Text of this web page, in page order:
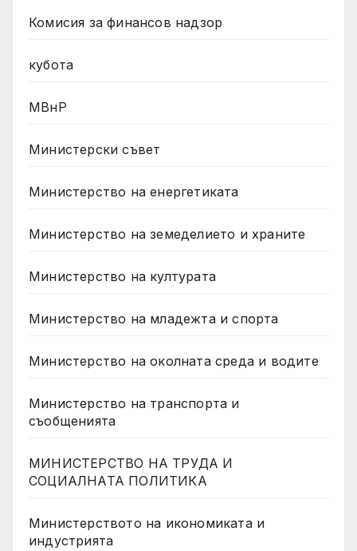
Комисия за финансов надзор
кубота
МВнР
Министерски съвет
Министерство на енергетиката
Министерство на земеделието и храните
Министерство на културата
Министерство на младежта и спорта
Министерство на околната среда и водите
Министерство на транспорта и
съобщенията
МИНИСТЕРСТВО НА ТРУДА И
СОЦИАЛНАТА ПОЛИТИКА
Министерството на икономиката и
индустрията